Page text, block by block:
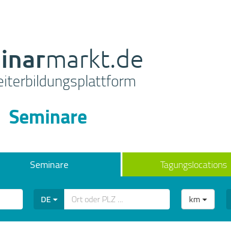
markt.de
Seminare
Seminare Tagungslocations
DE km